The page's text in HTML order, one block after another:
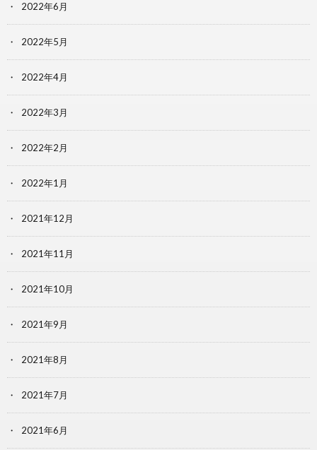
2022年6月
2022年5月
2022年4月
2022年3月
2022年2月
2022年1月
2021年12月
2021年11月
2021年10月
2021年9月
2021年8月
2021年7月
2021年6月